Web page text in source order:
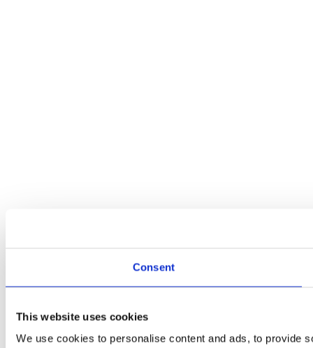
Consent
This website uses cookies
We use cookies to personalise content and ads, to provide